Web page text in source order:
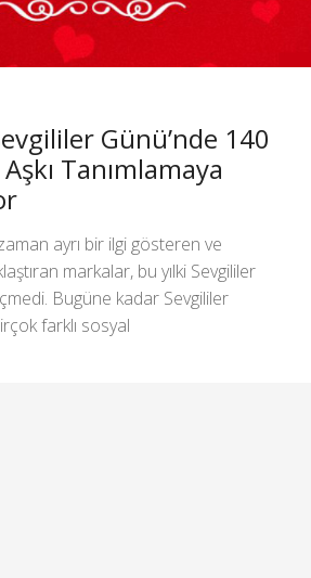
Günü’nde 140
Tanımlamaya
ayrı bir ilgi gösteren ve
markalar, bu yılki Sevgililer
Bugüne kadar Sevgililer
farklı sosyal